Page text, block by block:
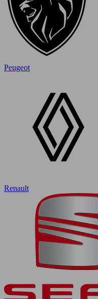
Peugeot
Renault